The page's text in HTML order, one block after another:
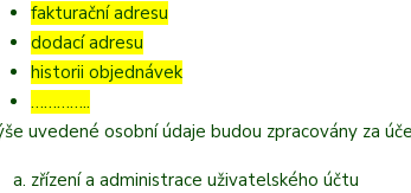
fakturační adresu
dodací adresu
historii objednávek
…………..
uvedené osobní údaje budou zpracovány za
zřízení a administrace uživatelského účtu